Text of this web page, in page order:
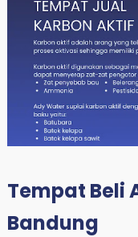
Tempat Beli
Bandung